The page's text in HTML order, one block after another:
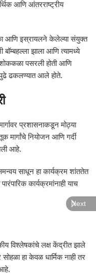
आणि आंतरराष्ट्रीय
आणि इस्रायलने केलेल्या संयुक्त
बॉम्बहल्ला झाला आणि त्यामध्ये
पसरली होती आणि
पुढे ढकलण्यात आले होते.
प्रशासनाकडून मोठ्या
मार्गांचे नियोजन आणि गर्दी
आहे.
साधून हा कार्यक्रम शांततेत
कार्यक्रमांनाही याच
विश्लेषकांचे लक्ष केंद्रीत झाले
हा केवळ धार्मिक नाही तर
Next